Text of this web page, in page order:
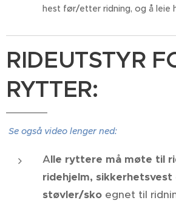
hest før/etter ridning, og å leie
RIDEUTSTYR
RYTTER:
Se også video lenger ned:
Alle ryttere må møte til
ridehjelm, sikkerhetsvest
støvler/sko egnet til